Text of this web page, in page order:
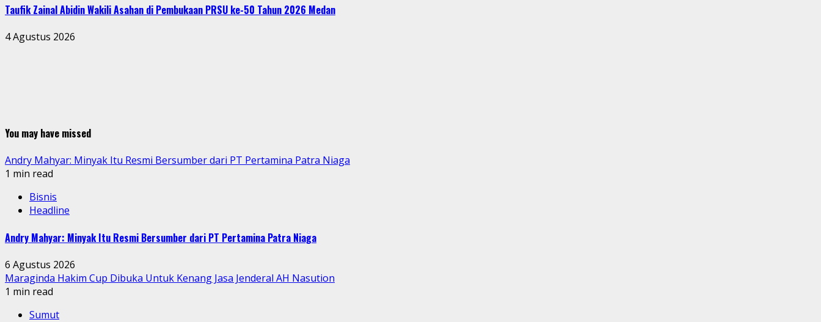
Taufik Zainal Abidin Wakili Asahan di Pembukaan PRSU ke-50 Tahun 2026 Medan
4 Agustus 2026
You may have missed
Andry Mahyar: Minyak Itu Resmi Bersumber dari PT Pertamina Patra Niaga
1 min read
Bisnis
Headline
Andry Mahyar: Minyak Itu Resmi Bersumber dari PT Pertamina Patra Niaga
6 Agustus 2026
Maraginda Hakim Cup Dibuka Untuk Kenang Jasa Jenderal AH Nasution
1 min read
Sumut